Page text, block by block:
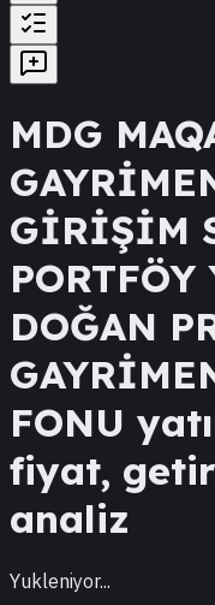
MDG
GİRİŞİM
DOĞAN
FONU
fiyat,
analiz
Yukleniyor...